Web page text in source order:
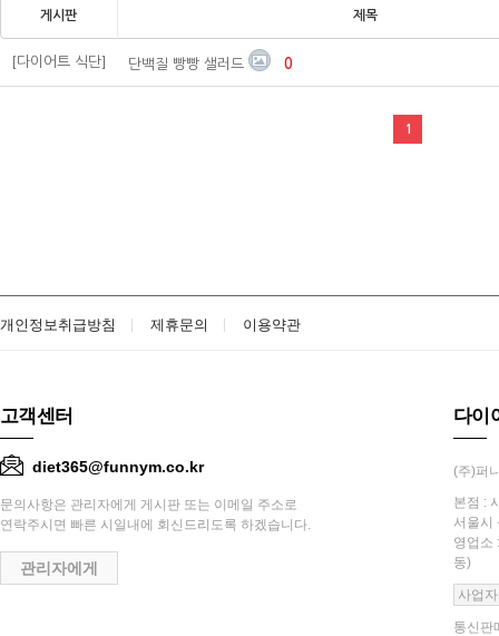
게시판 제목
[다이어트 식단] 단백질 빵빵 샐러드 0
1
개인정보취급방침 제휴문의 이용약관
고객센터
diet365@funnym.co.kr
문의사항은 관리자에게 게시판 또는 이메일 주소로
연락주시면 빠른 시일내에 회신드리도록 하겠습니다.
관리자에게
다이
(주)퍼
본점 :
서울시
영업소
동)
사업
통신판